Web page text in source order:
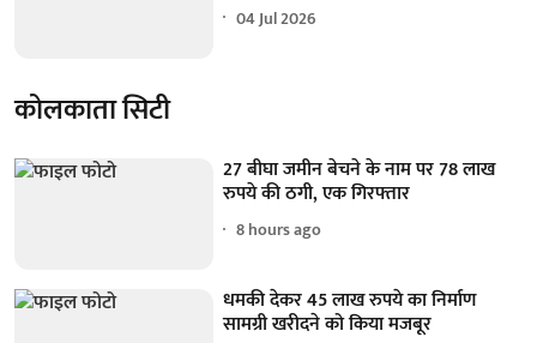
04 Jul 2026
कोलकाता सिटी
27 बीघा जमीन बेचने के नाम पर 78 लाख
रुपये की ठगी, एक गिरफ्तार
8 hours ago
धमकी देकर 45 लाख रुपये का निर्माण
सामग्री खरीदने को किया मजबूर